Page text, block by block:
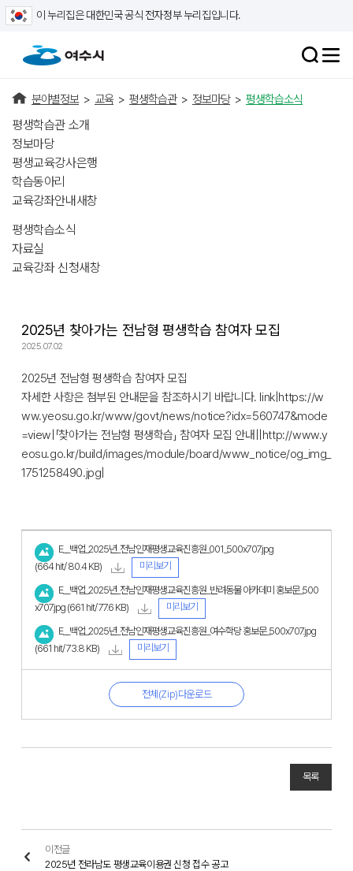
이 누리집은 대한민국 공식 전자정부 누리집입니다.
분야별정보 > 교육 > 평생학습관 > 정보마당 > 평생학습소식
평생학습관 소개
정보마당
평생교육강사은행
학습동아리
교육강좌안내새창
평생학습소식
자료실
교육강좌 신청새창
2025년 찾아가는 전남형 평생학습 참여자 모집
2025.07.02
2025년 전남형 평생학습 참여자 모집
자세한 사항은 첨부된 안내문을 참조하시기 바랍니다. link|https://w
ww.yeosu.go.kr/www/govt/news/notice?idx=560747&mode
=view|「찾아가는 전남형 평생학습」 참여자 모집 안내||http://www.y
eosu.go.kr/build/images/module/board/www_notice/og_img_
1751258490.jpg|
E__백업_2025년_전남인재평생교육진흥원_001_500x707.jpg
(664 hit/ 80.4 KB)
미리보기
E__백업_2025년_전남인재평생교육진흥원_반려동물 아카데미 홍보문_500
x707.jpg (661 hit/ 77.6 KB) 미리보기
E__백업_2025년_전남인재평생교육진흥원_여수학당 홍보문_500x707.jpg
(661 hit/ 73.8 KB)
미리보기
전체(Zip)다운로드
목록
이전글
2025년 전라남도 평생교육이용권 신청 접수 공고